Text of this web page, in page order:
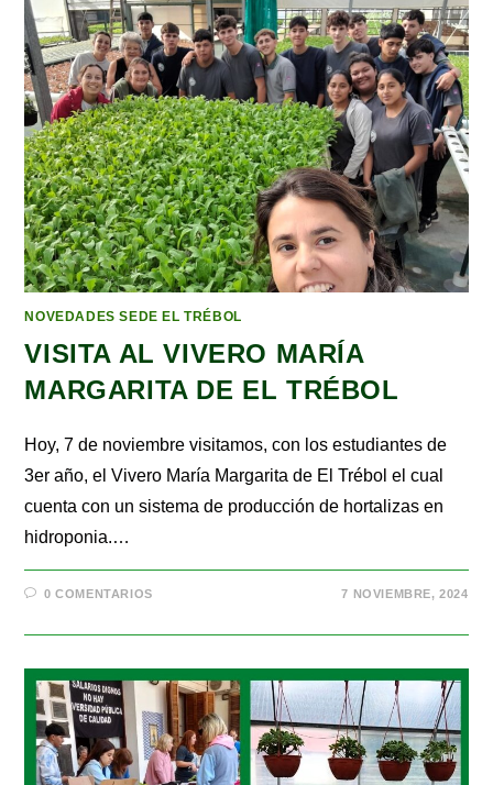
NOVEDADES SEDE EL TRÉBOL
VISITA AL VIVERO MARÍA
MARGARITA DE EL TRÉBOL
Hoy, 7 de noviembre visitamos, con los estudiantes de
3er año, el Vivero María Margarita de El Trébol el cual
cuenta con un sistema de producción de hortalizas en
hidroponia.…
0 COMENTARIOS 7 NOVIEMBRE, 2024